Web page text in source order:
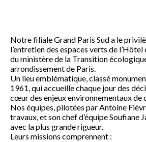
Notre filiale Grand Paris Sud a le
l’entretien des espaces verts de
du ministère de la Transition
arrondissement de Paris.
Un lieu emblématique, classé
1961, qui accueille chaque jour des
cœur des enjeux environnementaux de
Nos équipes, pilotées par Antoine
travaux, et son chef d’équipe Soufiane
avec la plus grande rigueur.
Leurs missions comprennent :